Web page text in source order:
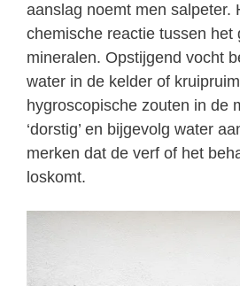
aanslag noemt men salpeter.
chemische reactie tussen het
mineralen. Opstijgend vocht
water in de kelder of
hygroscopische zouten in de
‘dorstig’ en bijgevolg water
merken dat de verf of het
loskomt.